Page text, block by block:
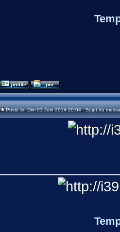
Posté le: Dim 01 Juin 2014 20:04 Sujet du